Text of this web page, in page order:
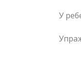
У